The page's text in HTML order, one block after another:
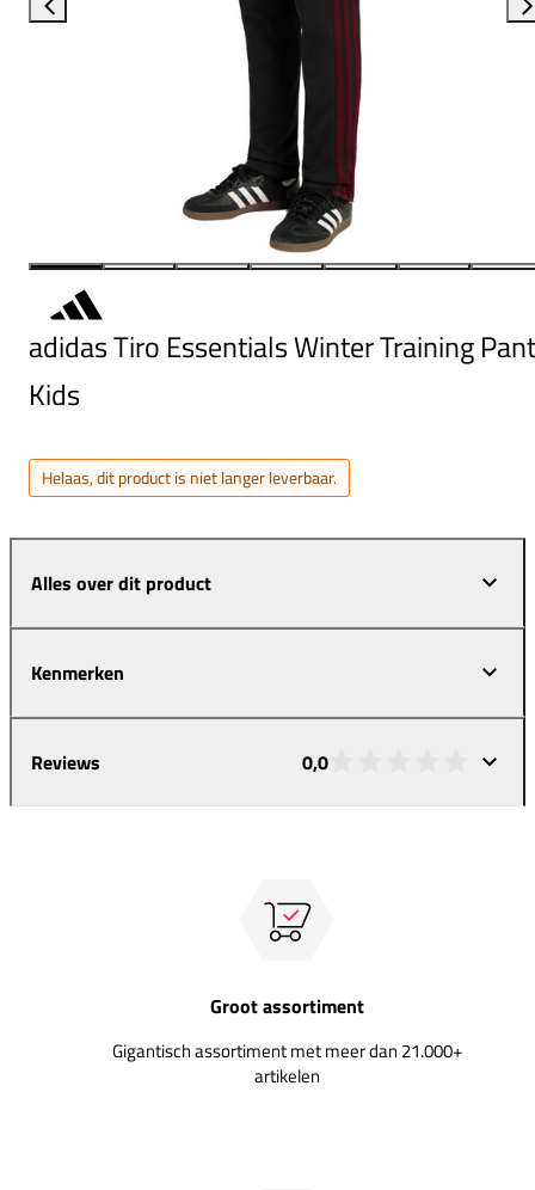
adidas Tiro Essentials Winter Training Pant
Kids
Helaas, dit product is niet langer leverbaar.
Alles over dit product
Kenmerken
Reviews 0,0
Groot assortiment
Gigantisch assortiment met meer dan 21.000+
artikelen